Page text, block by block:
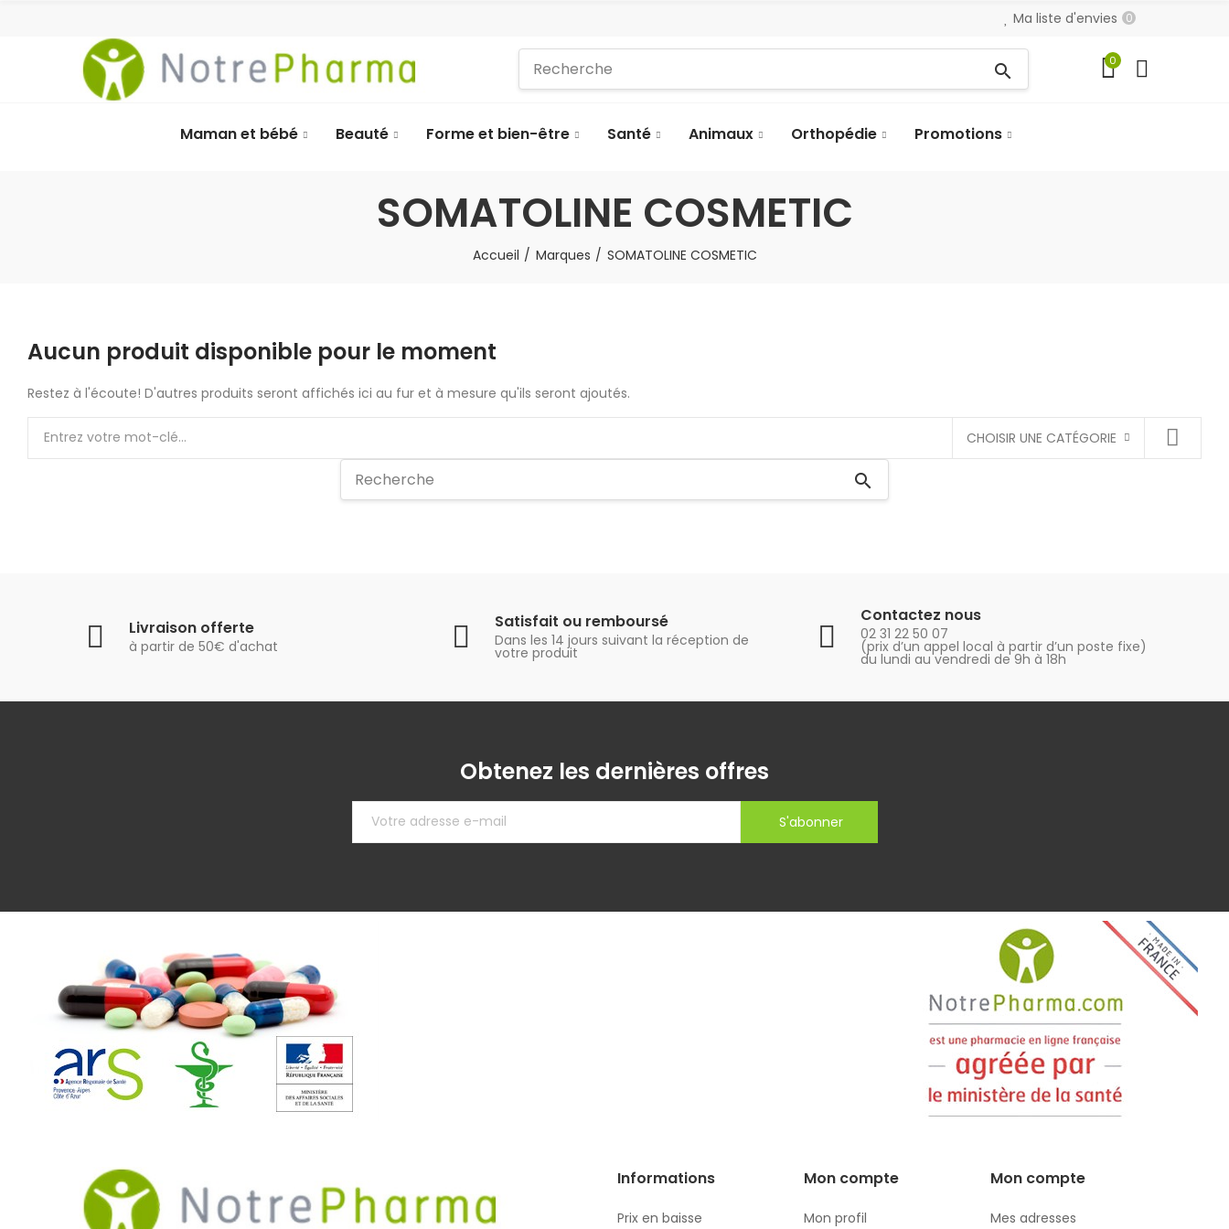
Ma liste d'envies 0
search 0
Maman et bébé Beauté Forme et bien-être Santé Animaux Orthopédie Promotions
SOMATOLINE COSMETIC
Accueil Marques SOMATOLINE COSMETIC
Aucun produit disponible pour le moment
Restez à l'écoute! D'autres produits seront affichés ici au fur et à mesure qu'ils seront ajoutés.
CHOISIR UNE CATÉGORIE
search
Livraison offerte
à partir de 50€ d'achat
Satisfait ou remboursé
Dans les 14 jours suivant la réception de
votre produit
Contactez nous
02 31 22 50 07
(prix d’un appel local à partir d’un poste fixe)
du lundi au vendredi de 9h à 18h
Obtenez les dernières offres
S'abonner
Informations
Prix en baisse
Mon compte
Mon profil
Mon compte
Mes adresses